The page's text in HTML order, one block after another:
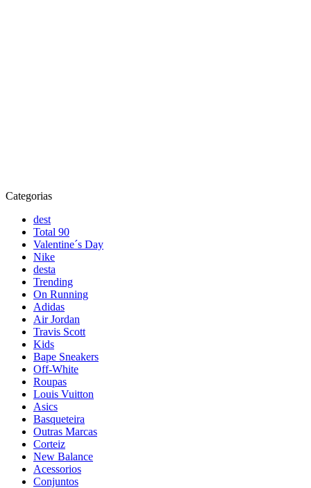
Categorias
dest
Total 90
Valentine´s Day
Nike
desta
Trending
On Running
Adidas
Air Jordan
Travis Scott
Kids
Bape Sneakers
Off-White
Roupas
Louis Vuitton
Asics
Basqueteira
Outras Marcas
Corteiz
New Balance
Acessorios
Conjuntos